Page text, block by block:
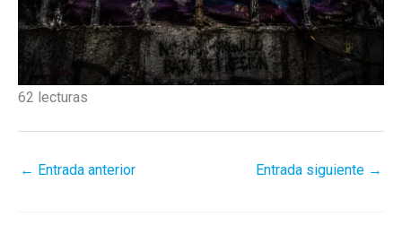
62 lecturas
← Entrada anterior Entrada siguiente →